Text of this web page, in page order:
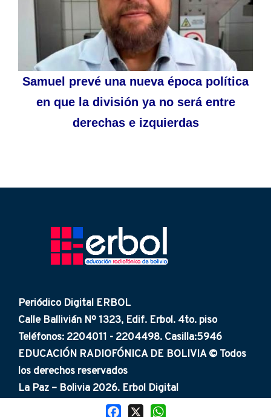
Facebook
Samuel prevé una nueva época política
en que la división ya no será entre
derechas e izquierdas
Periódico Digital ERBOL
Calle Ballivián Nº 1323, Edif. Erbol. 4to. piso
Teléfonos: 2204011 - 2204498. Casilla:5946
EDUCACIÓN RADIOFÓNICA DE BOLIVIA © Todos
los derechos reservados
La Paz – Bolivia 2026. Erbol Digital